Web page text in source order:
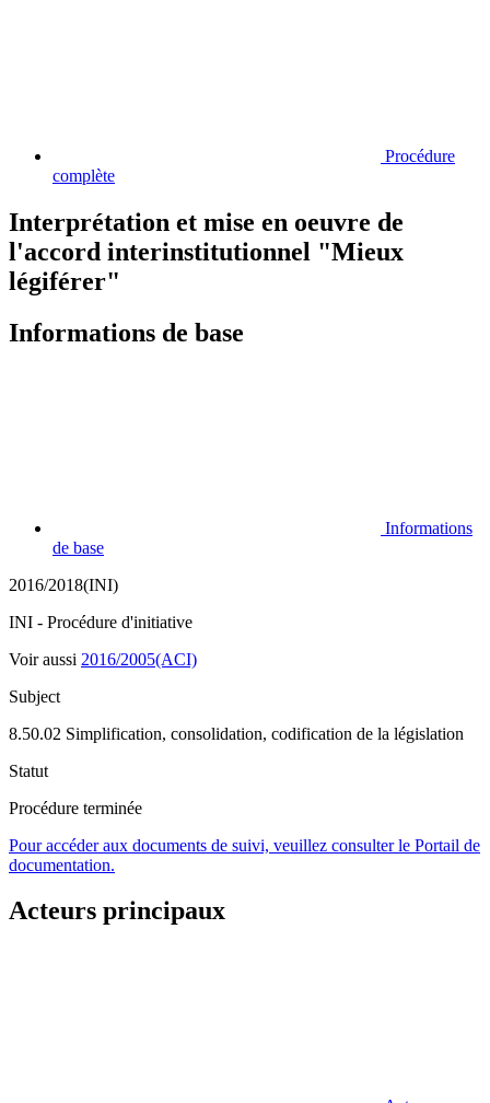
Procédure
complète
Interprétation et mise en oeuvre de
l'accord interinstitutionnel "Mieux
légiférer"
Informations de base
Informations
de base
2016/2018(INI)
INI - Procédure d'initiative
Voir aussi 2016/2005(ACI)
Subject
8.50.02 Simplification, consolidation, codification de la législation
Statut
Procédure terminée
Pour accéder aux documents de suivi, veuillez consulter le Portail de
documentation.
Acteurs principaux